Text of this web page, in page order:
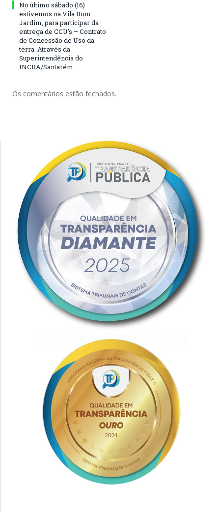
No último sábado (16)
estivemos na Vila Bom
Jardim, para participar da
entrega de CCU’s – Contrato
de Concessão de Uso da
terra. Através da
Superintendência do
INCRA/Santarém.
Os comentários estão fechados.